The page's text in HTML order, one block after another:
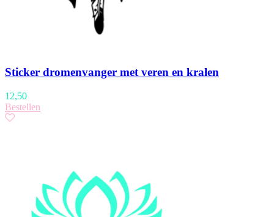
Sticker dromenvanger met veren en kralen
12,50
Bestellen